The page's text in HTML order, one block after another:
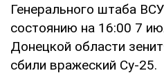
Генерального штаба
состоянию на 16:00 7
Донецкой области
сбили вражеский Су-25.